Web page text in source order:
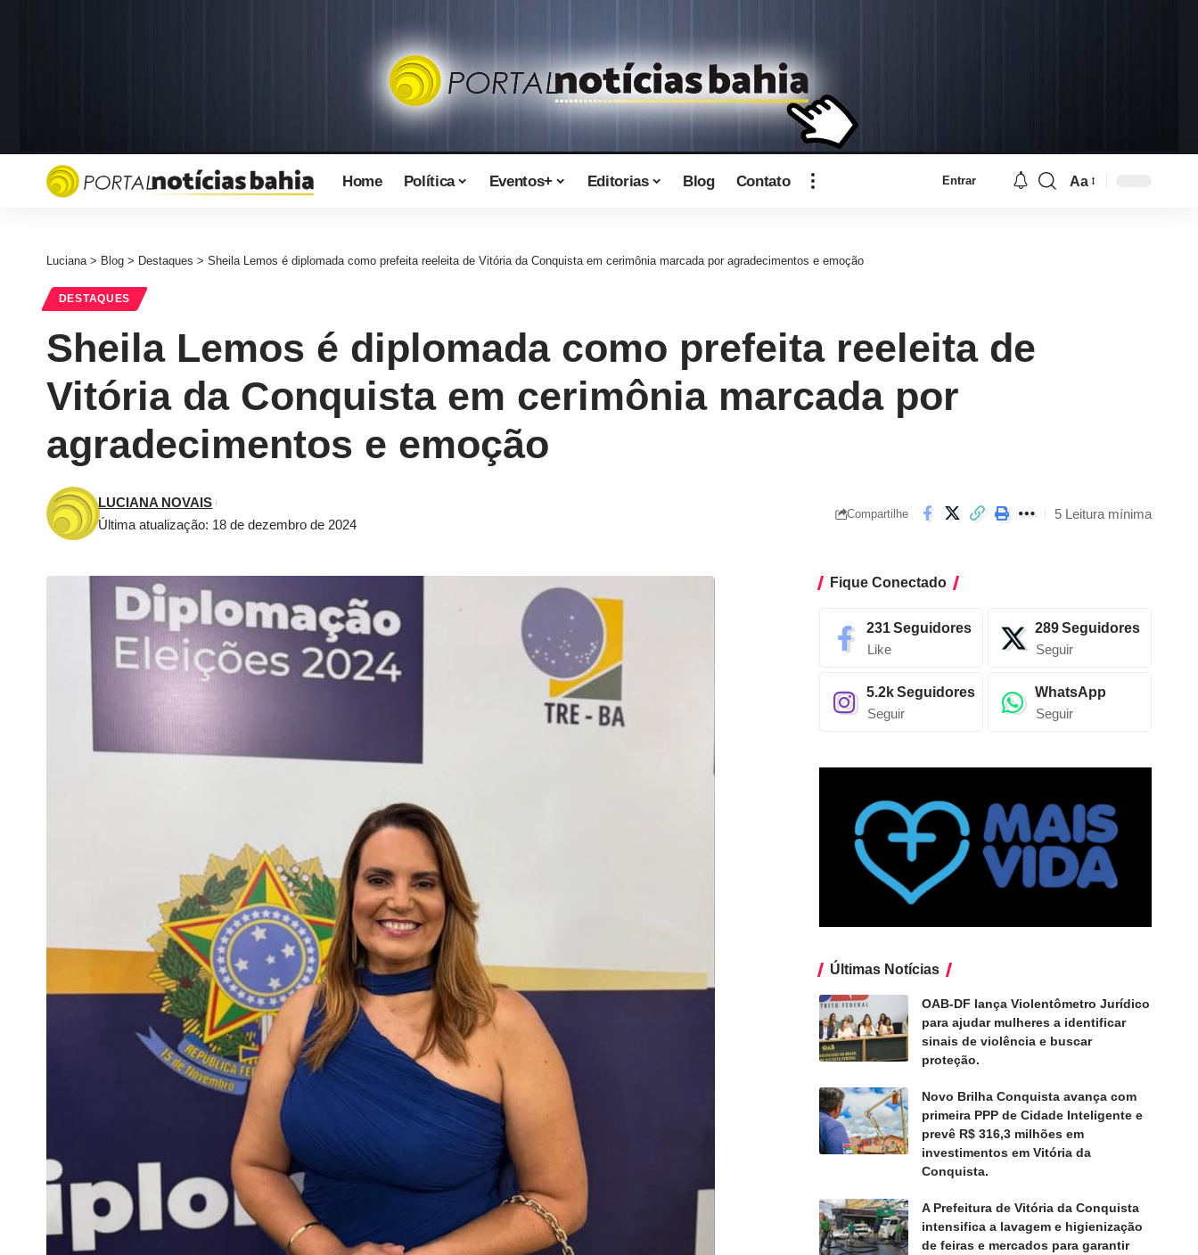
Home Política Eventos+ Editorias Blog Contato Entrar Aa
Luciana> Blog > Destaques > Sheila Lemos é diplomada como prefeita reeleita de Vitória da Conquista em cerimônia marcada por agradecimentos e emoção
DESTAQUES
Sheila Lemos é diplomada como prefeita reeleita de
Vitória da Conquista em cerimônia marcada por
agradecimentos e emoção
Última atualização: 18 de dezembro de 2024
LUCIANA NOVAIS
Compartilhe 5 Leitura mínima
Fique Conectado
231Seguidores
Like
289Seguidores
Seguir
5.2kSeguidores
Seguir
WhatsApp
Seguir
Últimas Notícias
OAB-DF lança Violentômetro Jurídico
para ajudar mulheres a identificar
sinais de violência e buscar
proteção.
Novo Brilha Conquista avança com
primeira PPP de Cidade Inteligente e
prevê R$ 316,3 milhões em
investimentos em Vitória da
Conquista.
A Prefeitura de Vitória da Conquista
intensifica a lavagem e higienização
de feiras e mercados para garantir